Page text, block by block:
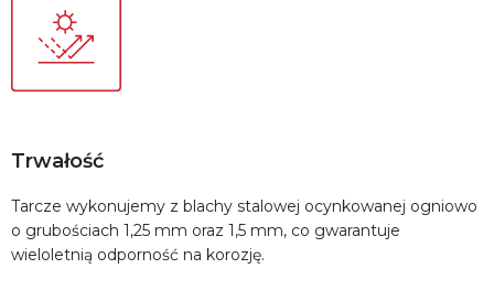
Trwałość
Tarcze wykonujemy z blachy stalowej ocynkowanej ogniowo
o grubościach 1,25 mm oraz 1,5 mm, co gwarantuje
wieloletnią odporność na korozję.